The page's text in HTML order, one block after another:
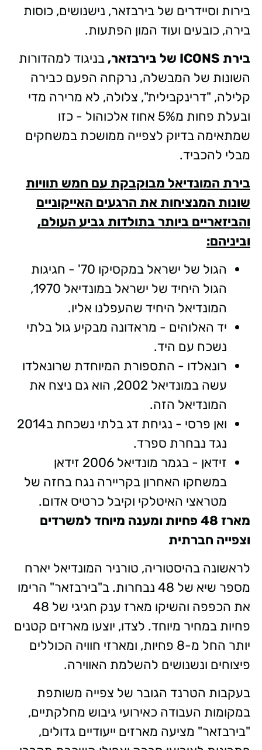
בירות וסיידרים של בירבזאר, נישנושים, כוסות
בירה, כובעים ועוד המון הפתעות.
בירת ICONS של בירבזאר, בניגוד למהדורות
השונות של המבשלה, נרקחה הפעם כבירה
קלילה, "דרינקבילית", צלולה, לא מרירה מדי
ובעלת פחות מ5% אחוז אלכוהול - כזו
שמתאימה בדיוק לצפייה ממושכת במשחקים
מבלי להכביד.
בירת המונדיאל מבוקבקת עם חמש תוויות
שונות המנציחות את הרגעים האייקוניים
והביזאריים ביותר בתולדות גביע העולם,
וביניהם:
הגול של ישראל במקסיקו 70' - חגיגות
הגול היחיד של ישראל במונדיאל 1970,
המונדיאל היחיד שהעפלנו אליו.
יד האלוהים - מראדונה מבקיע גול בלתי
נשכח עם היד.
רונאלדו - התספורת המיוחדת שרונאלדו
עשה במונדיאל 2002, הוא גם ניצח את
המונדיאל הזה.
ואן פרסי - נגיחת דג בלתי נשכחת ב2014
נגד נבחרת ספרד.
זידאן - בגמר מונדיאל 2006 זידאן
במשחקו האחרון בקריירה נגח בחזה של
מטראצי האיטלקי וקיבל כרטיס אדום.
מארז 48 פחיות ומענה מיוחד למשרדים
וצפייה חברתית
לראשונה בהיסטוריה, טורניר המונדיאל יארח
מספר שיא של 48 נבחרות. ב"בירבזאר" הרימו
את הכפפה והשיקו מארז ענק חגיגי של 48
פחיות במחיר מיוחד. לצדו, יוצעו מארזים קטנים
יותר החל מ-8 פחיות, ומארזי חוויה הכוללים
פיצוחים ונשנושים להשלמת האווירה.
בעקבות הטרנד הגובר של צפייה משותפת
במקומות העבודה כאירועי גיבוש מחלקתיים,
"בירבזאר" מציעה מארזים ייעודיים גדולים,